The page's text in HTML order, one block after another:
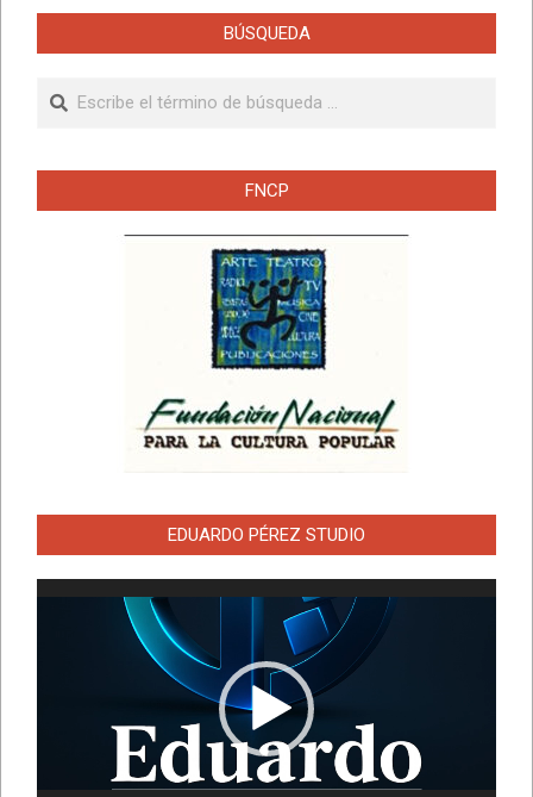
BÚSQUEDA
Buscar
FNCP
EDUARDO PÉREZ STUDIO
Reproductor